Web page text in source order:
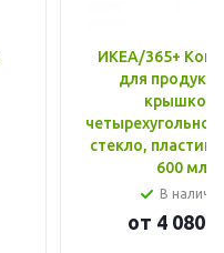
ИКЕА/365+
для
крышкой,
стекло, пластик
600 мл
В
от 4 080 ₸